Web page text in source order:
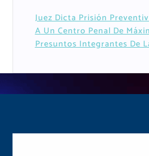
Juez Dicta Prisión
A Un Centro Penal De
Presuntos Integrantes De